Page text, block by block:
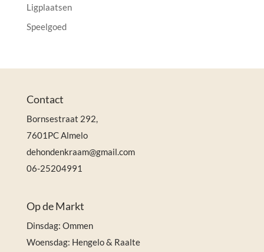
Ligplaatsen
Speelgoed
Contact
Bornsestraat 292,
7601PC Almelo
dehondenkraam@gmail.com
06-25204991
Op de Markt
Dinsdag: Ommen
Woensdag: Hengelo & Raalte